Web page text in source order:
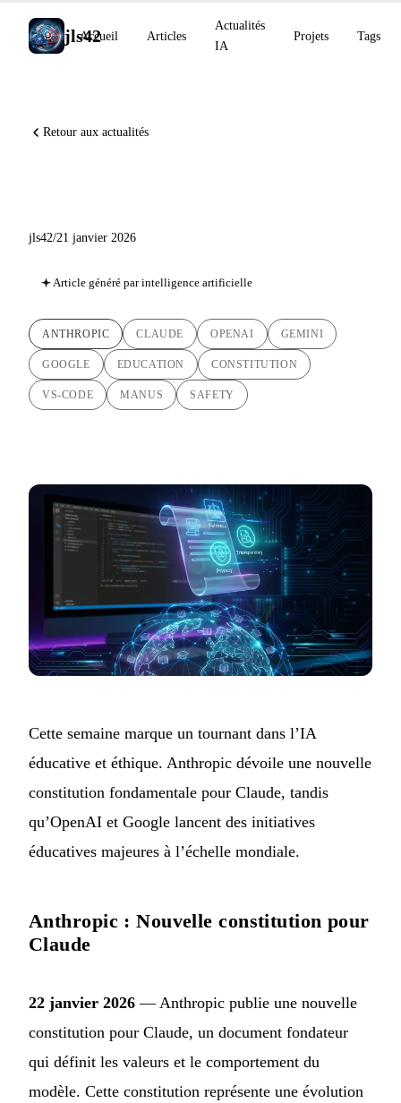
jls42
Accueil Articles
Actualités
IA
Projets Tags
Retour aux actualités
jls42/21 janvier 2026
Article généré par intelligence artificielle
ANTHROPIC CLAUDE OPENAI GEMINI
GOOGLE EDUCATION CONSTITUTION
VS-CODE MANUS SAFETY
Cette semaine marque un tournant dans l’IA
éducative et éthique. Anthropic dévoile une nouvelle
constitution fondamentale pour Claude, tandis
qu’OpenAI et Google lancent des initiatives
éducatives majeures à l’échelle mondiale.
Anthropic : Nouvelle constitution pour
Claude
22 janvier 2026 — Anthropic publie une nouvelle
constitution pour Claude, un document fondateur
qui définit les valeurs et le comportement du
modèle. Cette constitution représente une évolution